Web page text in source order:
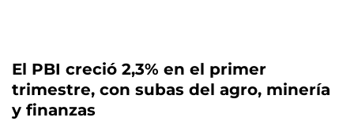
El PBI creció 2,3% en el primer
trimestre, con subas del agro, minería
y finanzas